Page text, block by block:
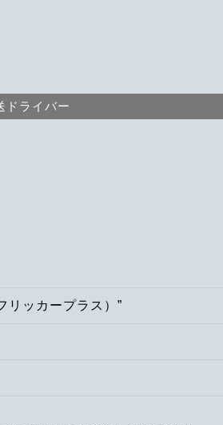
ドライバー
リッカープラス）”